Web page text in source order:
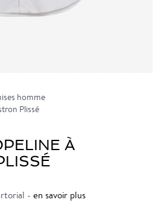
homme
Plissé
À
- en savoir plus